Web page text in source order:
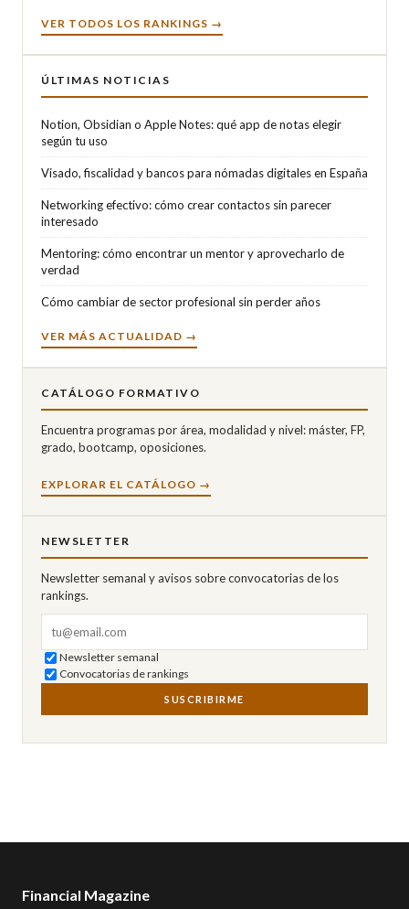
VER TODOS LOS RANKINGS →
ÚLTIMAS NOTICIAS
Notion, Obsidian o Apple Notes: qué app de notas elegir
según tu uso
Visado, fiscalidad y bancos para nómadas digitales en España
Networking efectivo: cómo crear contactos sin parecer
interesado
Mentoring: cómo encontrar un mentor y aprovecharlo de
verdad
Cómo cambiar de sector profesional sin perder años
VER MÁS ACTUALIDAD →
CATÁLOGO FORMATIVO
Encuentra programas por área, modalidad y nivel: máster, FP,
grado, bootcamp, oposiciones.
EXPLORAR EL CATÁLOGO →
NEWSLETTER
Newsletter semanal y avisos sobre convocatorias de los
rankings.
Newsletter semanal
Convocatorias de rankings
SUSCRIBIRME
Financial Magazine